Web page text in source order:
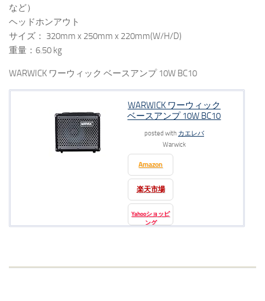
など）
ヘッドホンアウト
サイズ： 320mm x 250mm x 220mm(W/H/D)
重量：6.50 kg
WARWICK ワーウィック ベースアンプ 10W BC10
WARWICK ワーウィック
ベースアンプ 10W BC10
posted with カエレバ
Warwick
Amazon
楽天市場
Yahooショッピ
ング